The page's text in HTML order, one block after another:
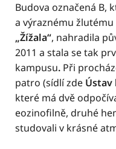
Budova označená B,
a výraznému
„Žížala“, nahradila
2011 a stala se tak
kampusu. Při
patro (sídlí zde
které má dvě
eozinofilně, druhé
studovali v krásné